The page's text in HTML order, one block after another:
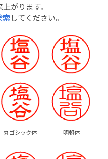
がります。
索してください。
丸ゴシック体 明朝体